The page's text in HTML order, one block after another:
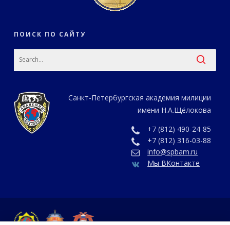
ПОИСК ПО САЙТУ
Санкт-Петербургская академия милиции
имени Н.А.Щёлокова
+7 (812) 490-24-85
+7 (812) 316-03-88
info@spbam.ru
Мы ВКонтакте